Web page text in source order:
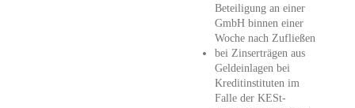
Beteiligung an einer
GmbH binnen einer
Woche nach Zufließen
bei Zinserträgen aus
Geldeinlagen bei
Kreditinstituten im
Falle der KESt-